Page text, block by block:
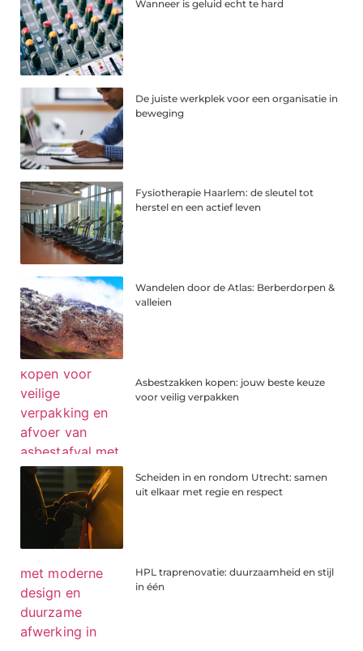
Wanneer is geluid echt te hard
De juiste werkplek voor een organisatie in
beweging
Fysiotherapie Haarlem: de sleutel tot
herstel en een actief leven
Wandelen door de Atlas: Berberdorpen &
valleien
Asbestzakken kopen: jouw beste keuze
voor veilig verpakken
Scheiden in en rondom Utrecht: samen
uit elkaar met regie en respect
HPL traprenovatie: duurzaamheid en stijl
in één